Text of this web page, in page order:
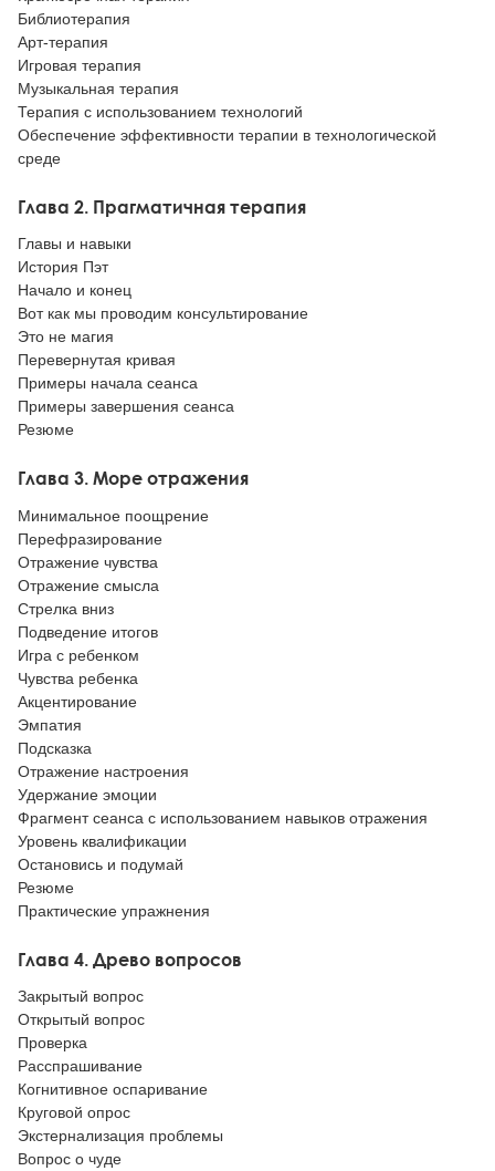
Библиотерапия
Арт-терапия
Игровая терапия
Музыкальная терапия
Терапия с использованием технологий
Обеспечение эффективности терапии в технологической
среде
Глава 2. Прагматичная терапия
Главы и навыки
История Пэт
Начало и конец
Вот как мы проводим консультирование
Это не магия
Перевернутая кривая
Примеры начала сеанса
Примеры завершения сеанса
Резюме
Глава 3. Море отражения
Минимальное поощрение
Перефразирование
Отражение чувства
Отражение смысла
Стрелка вниз
Подведение итогов
Игра с ребенком
Чувства ребенка
Акцентирование
Эмпатия
Подсказка
Отражение настроения
Удержание эмоции
Фрагмент сеанса с использованием навыков отражения
Уровень квалификации
Остановись и подумай
Резюме
Практические упражнения
Глава 4. Древо вопросов
Закрытый вопрос
Открытый вопрос
Проверка
Расспрашивание
Когнитивное оспаривание
Круговой опрос
Экстернализация проблемы
Вопрос о чуде